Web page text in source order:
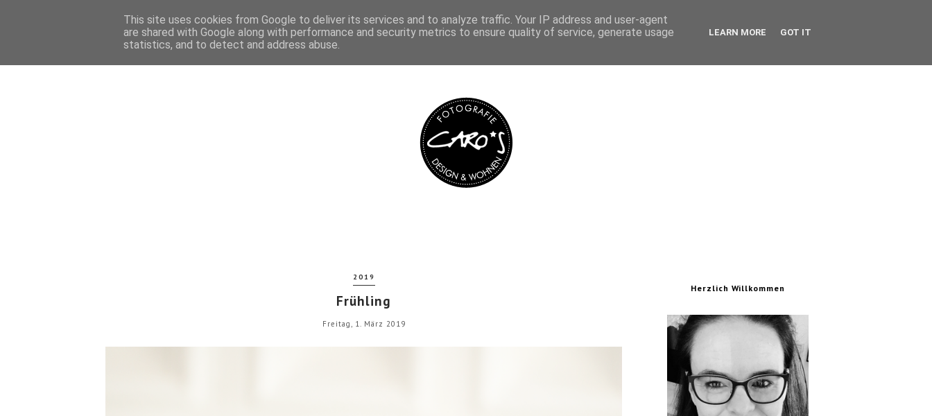
HOME FOTOGRAFIE BUCH IMPRESSUM DATENSCHUTZ
2019
Frühling
Freitag, 1. März 2019
Herzlich Willkommen
This site uses cookies from Google to deliver its services and to analyze traffic. Your IP address and user-agent
are shared with Google along with performance and security metrics to ensure quality of service, generate usage
statistics, and to detect and address abuse.
LEARN MORE GOT IT